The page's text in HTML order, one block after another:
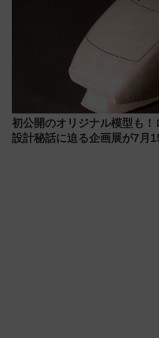
初公開のオリジナル模型も
設計秘話に迫る企画展が7月